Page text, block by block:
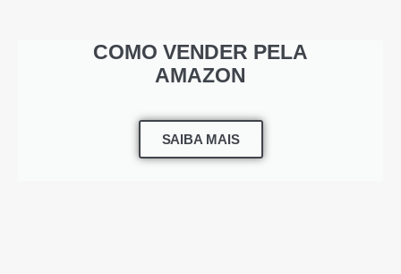
COMO VENDER PELA
AMAZON
SAIBA MAIS